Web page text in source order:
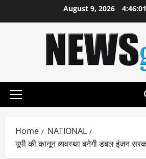
August 9, 2026
Primary
Home
NATIONAL
यूपी की कानून व्यवस्था बनेगी डबल इंजन